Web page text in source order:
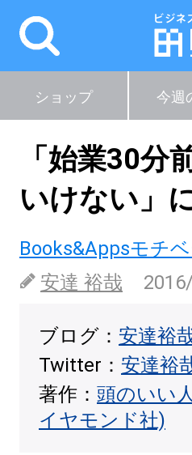
ショップ 今週
「始業30分
いけない」
Books&Appsモチ
安達 裕哉
ブログ： 安達裕
Twitter： 安達裕
著作： 頭のいい
イヤモンド社)